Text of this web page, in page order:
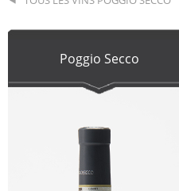
Poggio Secco